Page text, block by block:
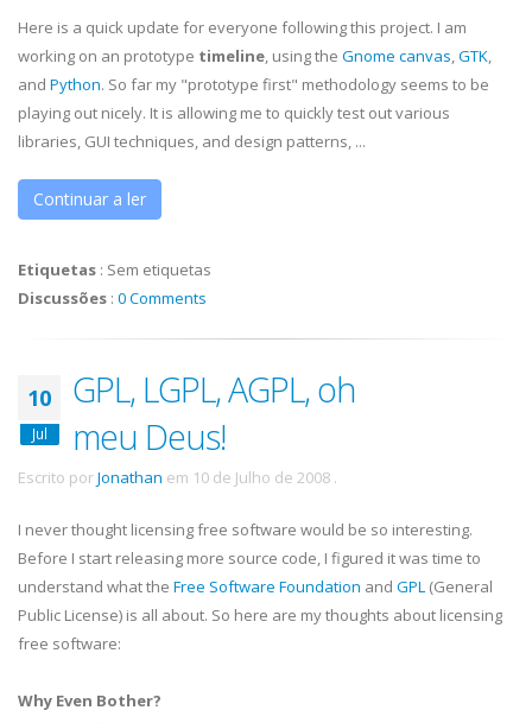
Here is a quick update for everyone following this project. I am
working on an prototype timeline, using the Gnome canvas,GTK,
and Python. So far my "prototype first" methodology seems to be
playing out nicely. It is allowing me to quickly test out various
libraries, GUI techniques, and design patterns, ...
Continuar a ler
Etiquetas : Sem etiquetas
Discussões : 0 Comments
10
Jul
GPL, LGPL, AGPL, oh
meu Deus!
Escrito porJonathan em 10 de Julho de 2008 .
I never thought licensing free software would be so interesting.
Before I start releasing more source code, I figured it was time to
understand what the Free Software Foundation and GPL (General
Public License) is all about. So here are my thoughts about licensing
free software:
Why Even Bother?